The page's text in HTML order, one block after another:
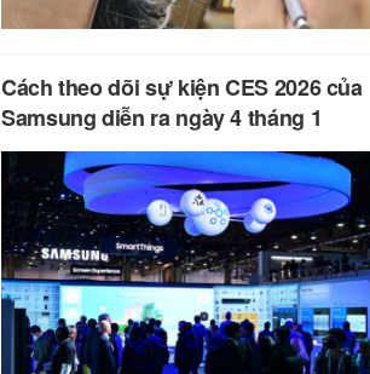
Cách theo dõi sự kiện CES 2026 của
Samsung diễn ra ngày 4 tháng 1